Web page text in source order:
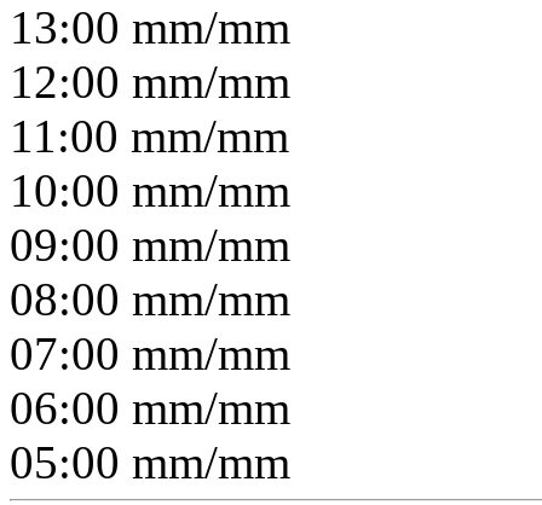
13:00 mm/mm
12:00 mm/mm
11:00 mm/mm
10:00 mm/mm
09:00 mm/mm
08:00 mm/mm
07:00 mm/mm
06:00 mm/mm
05:00 mm/mm